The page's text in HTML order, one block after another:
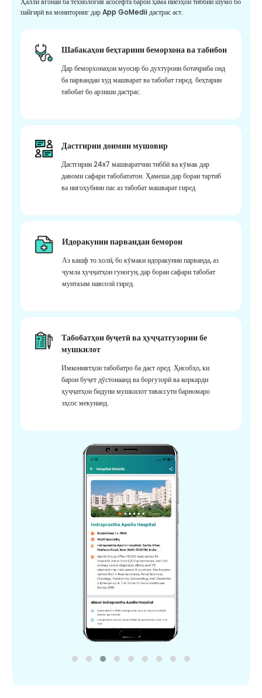
пайгирӣ ва мониторинг дар App GoMedii дастрас аст.
Шабакаҳои беҳтарини беморхона ва табибон
Дар беморхонаҳои муосир бо духтурони ботаҷриба оид
ба парвандаи худ машварат ва табобат гиред. беҳтарин
табобат бо арзиши дастрас.
Дастгирии доимии мушовир
Дастгирии 24x7 машваратчии тиббӣ ва кӯмак дар
давоми сафари табобататон. Ҳамеша дар бораи тартиб
ва нигоҳубини пас аз табобат машварат гиред.
Идоракунии парвандаи беморон
Аз кашф то холӣ, бо кӯмаки идоракунии парванда, аз
ҷумла ҳуҷҷатҳои гуногун, дар бораи сафари табобат
мунтазам навсозӣ гиред.
Табобатҳои буҷетӣ ва ҳуҷҷатгузории бе
мушкилот
Имкониятҳои табобатро ба даст оред. Ҳисобҳо, ки
барои буҷет дӯстонаанд ва боргузорӣ ва коркарди
ҳуҷҷатҳои бидуни мушкилот тавассути барномаро
эҳсос мекунанд.